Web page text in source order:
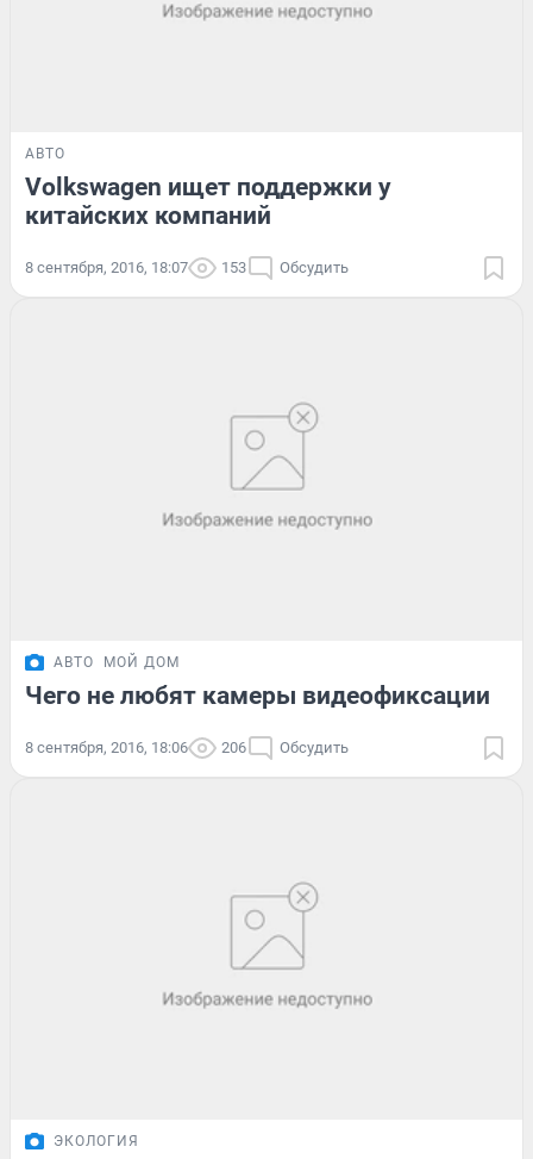
АВТО
Volkswagen ищет поддержки у
китайских компаний
8 сентября, 2016, 18:07 153 Обсудить
АВТО МОЙ ДОМ
Чего не любят камеры видеофиксации
8 сентября, 2016, 18:06 206 Обсудить
ЭКОЛОГИЯ